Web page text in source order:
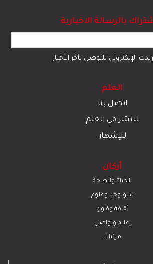
بالرسالة الاخبارية
الإلكتروني للتوصل بآخر الأخبار
العلم
اتصل بنا
للنشر في العلم
للإشهار
أركان
الحياة والصحة
تكنولوجيا وعلوم
ﺛﻘﺎﻓﺔ وﻓﻧون
إعلام وتواصل
مرئيات